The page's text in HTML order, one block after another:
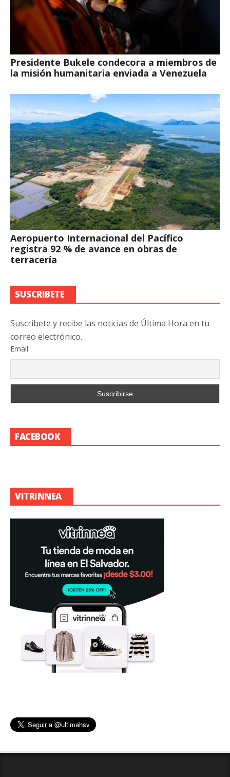
Presidente Bukele condecora a miembros de
la misión humanitaria enviada a Venezuela
Aeropuerto Internacional del Pacífico
registra 92 % de avance en obras de
terracería
SUSCRIBETE
Suscribete y recibe las noticias de Última Hora en tu
correo electrónico.
Email
FACEBOOK
VITRINNEA